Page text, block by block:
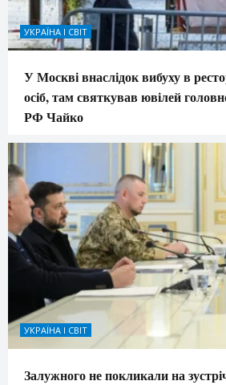
УКРАЇНА І СВІТ
У Москві внаслідок вибуху в
осіб, там святкував ювілей
РФ Чайко
УКРАЇНА І СВІТ
Залужного не покликали на